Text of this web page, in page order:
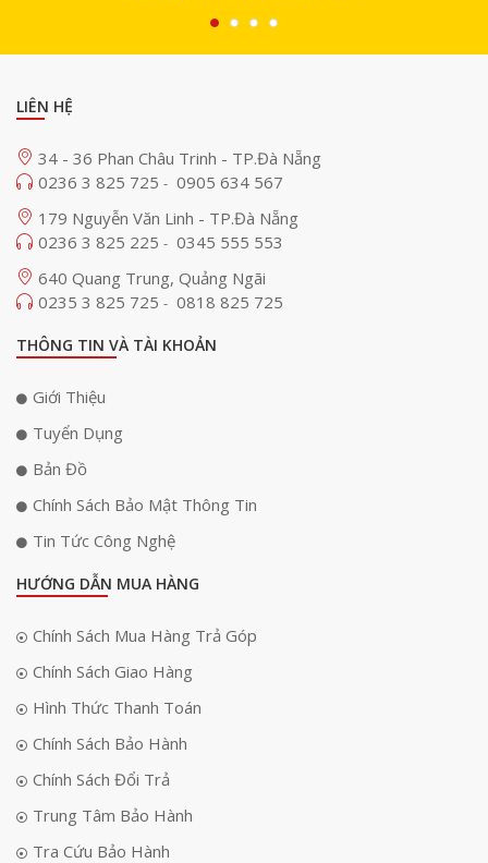
LIÊN HỆ
34 - 36 Phan Châu Trinh - TP.Đà Nẵng
0236 3 825 725 - 0905 634 567
179 Nguyễn Văn Linh - TP.Đà Nẵng
0236 3 825 225 - 0345 555 553
640 Quang Trung, Quảng Ngãi
0235 3 825 725 - 0818 825 725
THÔNG TIN VÀ TÀI KHOẢN
Giới Thiệu
Tuyển Dụng
Bản Đồ
Chính Sách Bảo Mật Thông Tin
Tin Tức Công Nghệ
HƯỚNG DẪN MUA HÀNG
Chính Sách Mua Hàng Trả Góp
Chính Sách Giao Hàng
Hình Thức Thanh Toán
Chính Sách Bảo Hành
Chính Sách Đổi Trả
Trung Tâm Bảo Hành
Tra Cứu Bảo Hành